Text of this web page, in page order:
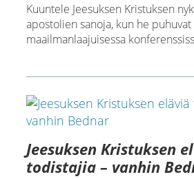
Kuuntele Jeesuksen Kristuksen
apostolien sanoja, kun he
maailmanlaajuisessa
Jeesuksen Kristuksen
todistajia – vanhin